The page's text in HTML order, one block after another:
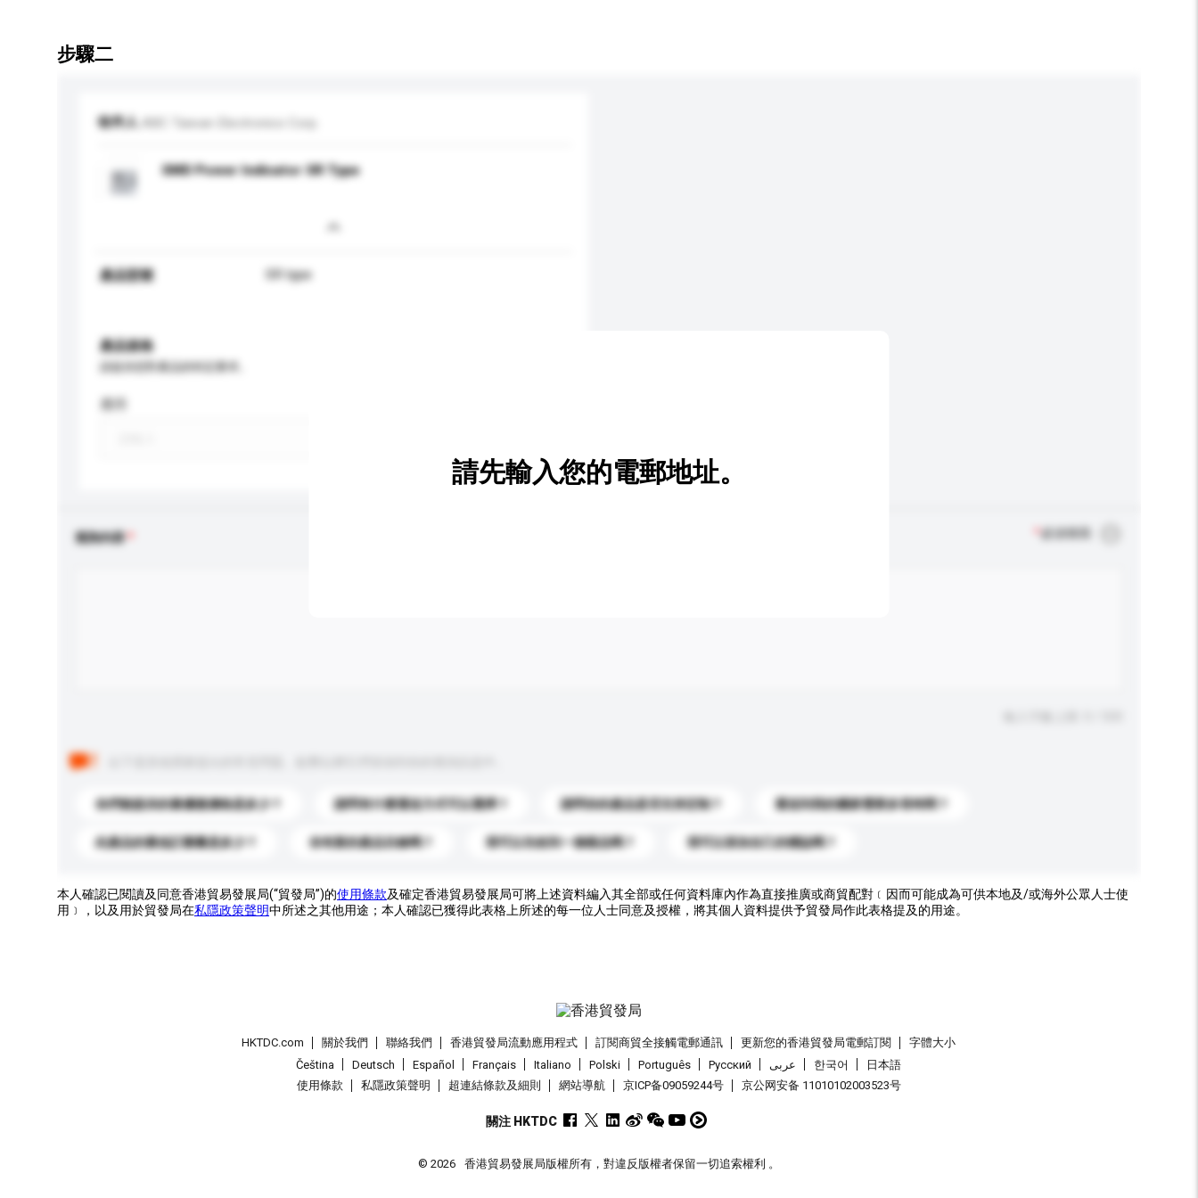
步驟二
收件人 ABC Taiwan Electronics Corp.
SMD Power Indicator SR Type
產品型號 SR type
產品規格
查詢內容
你們能提供的最優惠價格是多少？ 請問有什麼運送方式可以選擇？ 請問你的產品是否支持定制？ 運送到我的國家需要多長時間？
此產品的最低訂購量是多少？ 你有新的產品目錄嗎？ 我可以先收到一個樣品嗎？ 我可以添加自己的標誌嗎？
請先輸入您的電郵地址。
本人確認已閱讀及同意香港貿易發展局(“貿發局”)的使用條款及確定香港貿易發展局可將上述資料編入其全部或任何資料庫內作為直接推廣或商貿配對﹝因而可能成為可供本地及/或海外公眾人士使
用﹞，以及用於貿發局在私隱政策聲明中所述之其他用途；本人確認已獲得此表格上所述的每一位人士同意及授權，將其個人資料提供予貿發局作此表格提及的用途。
HKTDC.com 關於我們 聯絡我們 香港貿發局流動應用程式 訂閱商貿全接觸電郵通訊 更新您的香港貿發局電郵訂閱
字體大小
Čeština
Deutsch Español Français Italiano Polski Português Pусский عربى 한국어
日本語
使用條款
私隱政策聲明 超連結條款及細則 網站導航 京ICP备09059244号 京公网安备 11010102003523号
關注 HKTDC
© 2026 香港貿易發展局版權所有，對違反版權者保留一切追索權利 。